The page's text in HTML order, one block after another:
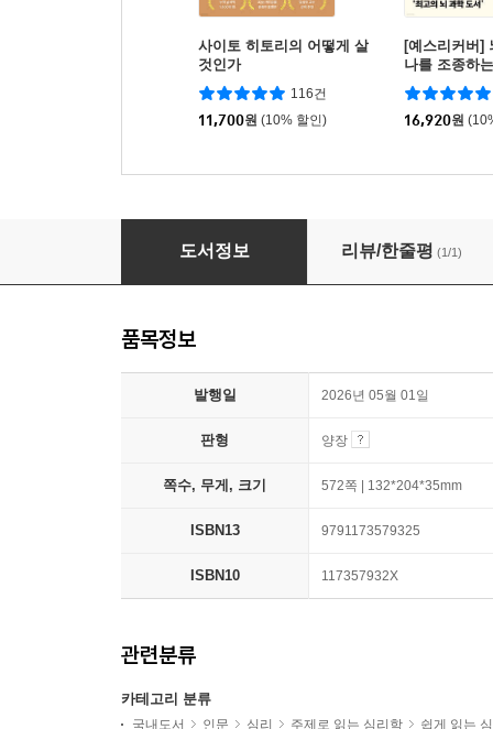
사이토 히토리의 어떻게 살
것인가
116건
11,700원 (10% 할인)
[예스리커버]
나를 조종하
16,920원
셰익스피어 심리학
도서정보 리뷰/한줄평 (1/1)
품목정보
발행일 2026년 05월 01일
판형 양장
쪽수, 무게, 크기 572쪽 | 132*204*35mm
ISBN13 9791173579325
ISBN10 117357932X
관련분류
카테고리 분류
국내도서 인문 심리 주제로 읽는 심리학
쉽게 읽는